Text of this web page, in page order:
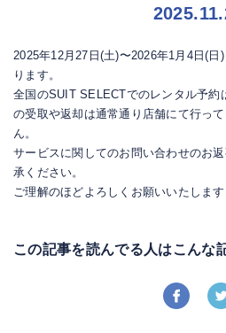
2025年12月27日(土)〜2026年1月4日(
ります。
全国のSUIT SELECTでのレンタル予約
の受取や返却は通常通り店舗にて行っ
ん。
サービスに関してのお問い合わせのお
承ください。
ご理解のほどよろしくお願いいたします
この記事を読んでる人はこんな